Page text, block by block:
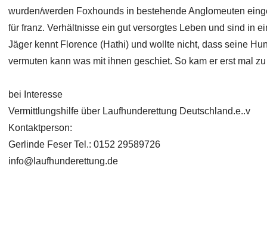
wurden/werden Foxhounds in bestehende Anglomeuten
für franz. Verhältnisse ein gut versorgtes Leben und sind in
Jäger kennt Florence (Hathi) und wollte nicht, dass seine
vermuten kann was mit ihnen geschiet. So kam er erst mal
bei Interesse
Vermittlungshilfe über Laufhunderettung Deutschland.e..v
Kontaktperson:
Gerlinde Feser Tel.: 0152 29589726
info@laufhunderettung.de